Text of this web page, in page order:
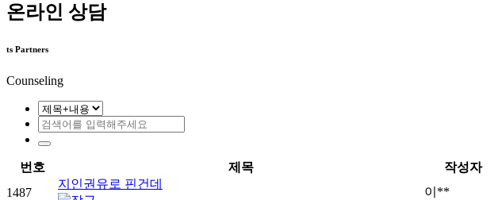
온라인 상담
ts Partners
Counseling
번호 제목 작성자
1487
지인권유로 핀건데
이**